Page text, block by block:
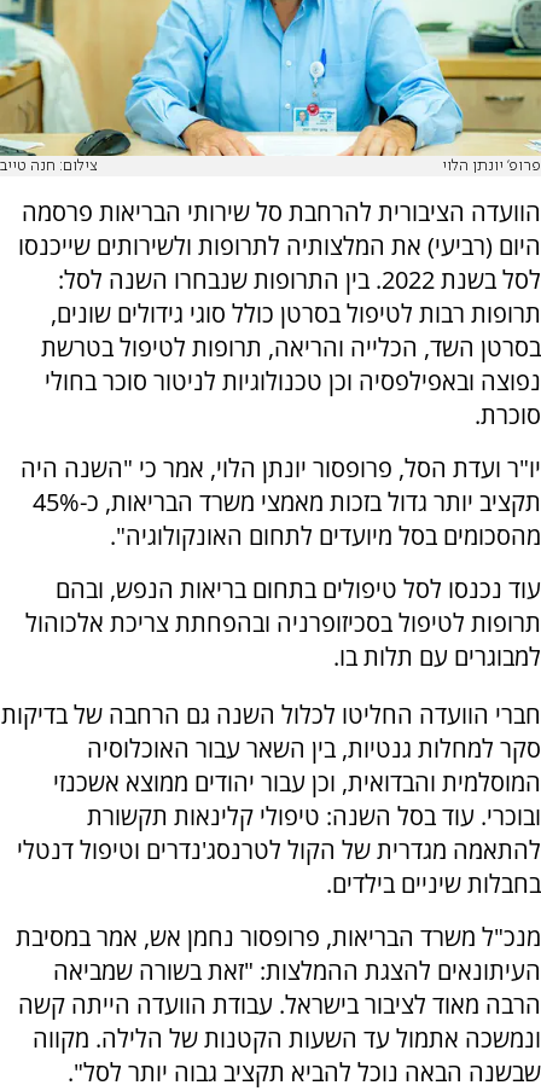
פרופ' יונתן הלוי צילום: חנה טייב
הוועדה הציבורית להרחבת סל שירותי הבריאות פרסמה
היום (רביעי) את המלצותיה לתרופות ולשירותים שייכנסו
לסל בשנת 2022. בין התרופות שנבחרו השנה לסל:
תרופות רבות לטיפול בסרטן כולל סוגי גידולים שונים,
בסרטן השד, הכלייה והריאה, תרופות לטיפול בטרשת
נפוצה ובאפילפסיה וכן טכנולוגיות לניטור סוכר בחולי
סוכרת.
יו"ר ועדת הסל, פרופסור יונתן הלוי, אמר כי "השנה היה
תקציב יותר גדול בזכות מאמצי משרד הבריאות, כ-45%
מהסכומים בסל מיועדים לתחום האונקולוגיה".
עוד נכנסו לסל טיפולים בתחום בריאות הנפש, ובהם
תרופות לטיפול בסכיזופרניה ובהפחתת צריכת אלכוהול
למבוגרים עם תלות בו.
חברי הוועדה החליטו לכלול השנה גם הרחבה של בדיקות
סקר למחלות גנטיות, בין השאר עבור האוכלוסיה
המוסלמית והבדואית, וכן עבור יהודים ממוצא אשכנזי
ובוכרי. עוד בסל השנה: טיפולי קלינאות תקשורת
להתאמה מגדרית של הקול לטרנסג'נדרים וטיפול דנטלי
בחבלות שיניים בילדים.
מנכ"ל משרד הבריאות, פרופסור נחמן אש, אמר במסיבת
העיתונאים להצגת ההמלצות: "זאת בשורה שמביאה
הרבה מאוד לציבור בישראל. עבודת הוועדה הייתה קשה
ונמשכה אתמול עד השעות הקטנות של הלילה. מקווה
שבשנה הבאה נוכל להביא תקציב גבוה יותר לסל".